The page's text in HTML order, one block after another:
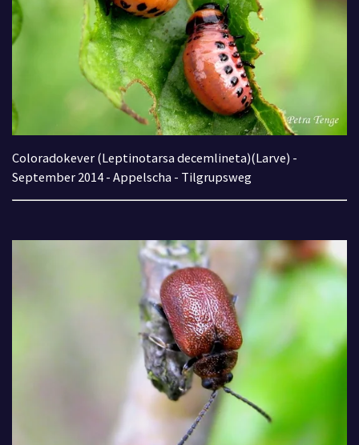
Coloradokever (Leptinotarsa decemlineta)(Larve) -
September 2014 - Appelscha - Tilgrupsweg